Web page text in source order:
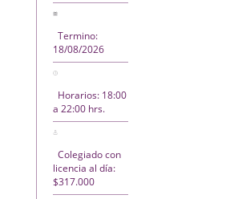
Termino:
18/08/2026
Horarios: 18:00
a 22:00 hrs.
Colegiado con
licencia al día:
$317.000